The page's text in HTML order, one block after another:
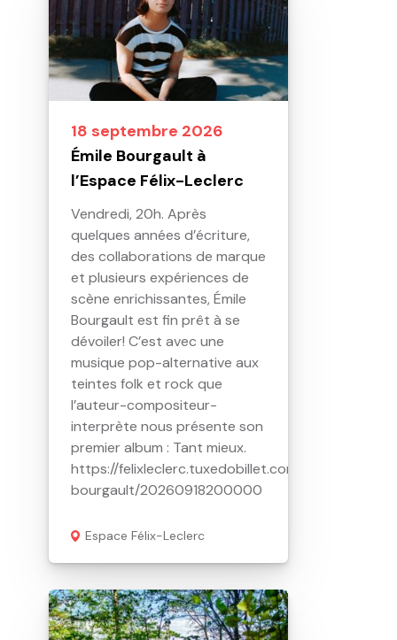
18 septembre 2026
Émile Bourgault à
l’Espace Félix-Leclerc
Vendredi, 20h. Après
quelques années d’écriture,
des collaborations de marque
et plusieurs expériences de
scène enrichissantes, Émile
Bourgault est fin prêt à se
dévoiler! C’est avec une
musique pop-alternative aux
teintes folk et rock que
l’auteur-compositeur-
interprète nous présente son
premier album : Tant mieux.
https://felixleclerc.tuxedobillet.com/Web/emile-
bourgault/20260918200000
Espace Félix-Leclerc